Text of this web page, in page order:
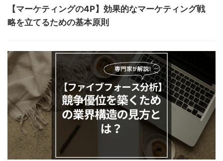
【マーケティングの4P】効果的なマーケティング戦
略を立てるための基本原則